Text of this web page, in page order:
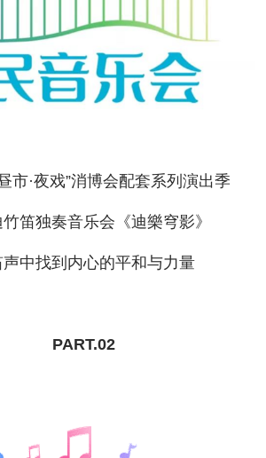
·夜戏”消博会配套系列演出季
独奏音乐会《迪樂穹影》
找到内心的平和与力量
PART.02